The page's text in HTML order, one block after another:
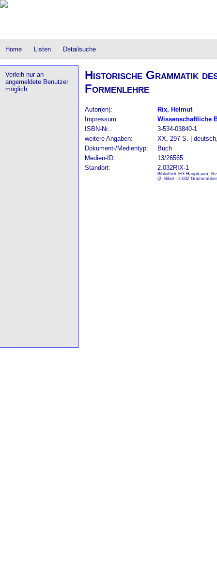
Home Listen Detailsuche
Verleih nur an
angemeldete Benutzer
möglich.
Historische Grammatik
Formenlehre
Autor(en):
Rix, Helmut
Impressum:
Wissenschaftliche
ISBN-Nr.:
3-534-03840-1
weitere Angaben:
XX, 297 S. |
Dokument-/Medientyp:
Buch
Medien-ID:
13/26565
Standort:
2.032RIX-1
Bibliothek EG Hauptraum,
(2. Bibel - 2.032